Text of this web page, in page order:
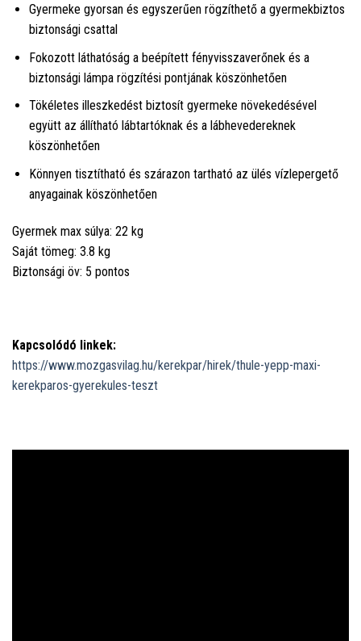
Gyermeke gyorsan és egyszerűen rögzíthető a gyermekbiztos
biztonsági csattal
Fokozott láthatóság a beépített fényvisszaverőnek és a
biztonsági lámpa rögzítési pontjának köszönhetően
Tökéletes illeszkedést biztosít gyermeke növekedésével
együtt az állítható lábtartóknak és a lábhevedereknek
köszönhetően
Könnyen tisztítható és szárazon tartható az ülés vízlepergető
anyagainak köszönhetően
Gyermek max súlya: 22 kg
Saját tömeg: 3.8 kg
Biztonsági öv: 5 pontos
Kapcsolódó linkek:
https://www.mozgasvilag.hu/kerekpar/hirek/thule-yepp-maxi-
kerekparos-gyerekules-teszt